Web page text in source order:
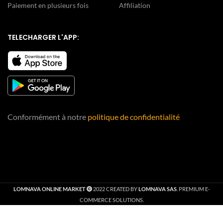
Paiement en plusieurs fois
Affiliation
TELECHARGER L'APP:
Conformément à notre politique de confidentialité
LOMNAVA ONLINE MARKET 2022 CREATED BYLOMNAVA SAS. PREMIUM E-
COMMERCE SOLUTIONS.